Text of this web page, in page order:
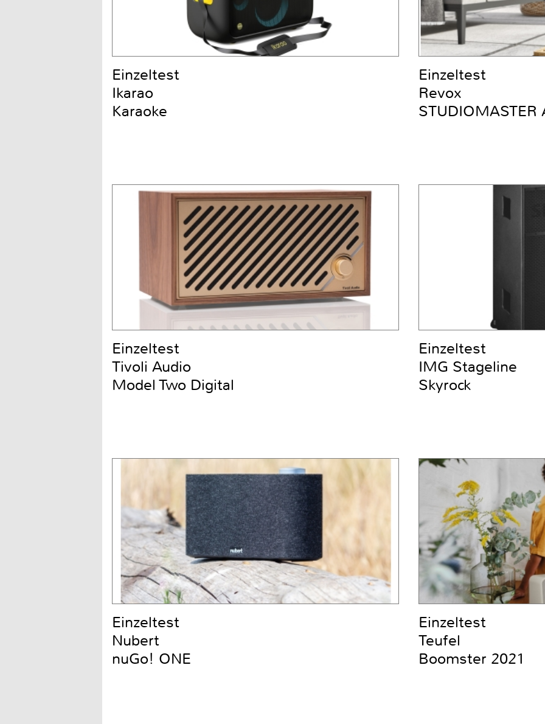
Einzeltest
Ikarao
Karaoke
Einzeltest
Revox
STUDIOMASTER
Einzeltest
Tivoli Audio
Model Two Digital
Einzeltest
IMG Stageline
Skyrock
Einzeltest
Nubert
nuGo! ONE
Einzeltest
Teufel
Boomster 2021